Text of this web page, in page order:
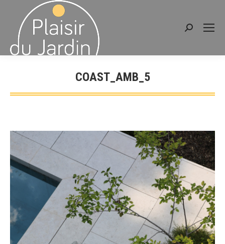
Recherche
COAST_AMB_5
Vous êtes ici :